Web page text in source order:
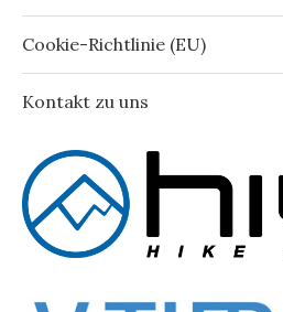
Cookie-Richtlinie (EU)
Kontakt zu uns